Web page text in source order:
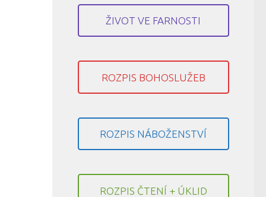
ŽIVOT VE FARNOSTI
ROZPIS BOHOSLUŽEB
ROZPIS NÁBOŽENSTVÍ
ROZPIS ČTENÍ + ÚKLID